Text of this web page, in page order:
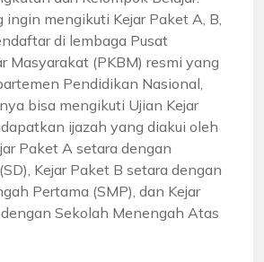
ingin mengikuti Kejar Paket A, B,
di lembaga Pusat
Masyarakat (PKBM) resmi yang
Pendidikan Nasional,
bisa mengikuti Ujian Kejar
ijazah yang diakui oleh
Paket A setara dengan
Kejar Paket B setara dengan
Pertama (SMP), dan Kejar
Sekolah Menengah Atas